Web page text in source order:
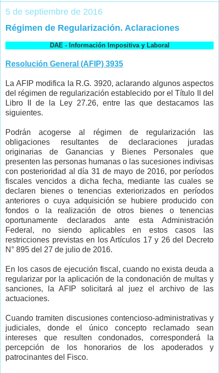
5 de septiembre de 2016
Régimen de Regularización. Aclaraciones
DAE - Información Impositiva y Laboral
Resolución General (AFIP) 3935
La AFIP modifica la R.G. 3920, aclarando algunos aspectos
del régimen de regularización establecido por el Título II del
Libro II de la Ley 27.26, entre las que destacamos las
siguientes.
Podrán acogerse al régimen de regularización las
obligaciones resultantes de declaraciones juradas
originarias de Ganancias y Bienes Personales que
presenten las personas humanas o las sucesiones indivisas
con posterioridad al día 31 de mayo de 2016, por períodos
fiscales vencidos a dicha fecha, mediante las cuales se
declaren bienes o tenencias exteriorizados en períodos
anteriores o cuya adquisición se hubiere producido con
fondos o la realización de otros bienes o tenencias
oportunamente declarados ante esta Administración
Federal, no siendo aplicables en estos casos las
restricciones previstas en los Artículos 17 y 26 del Decreto
N° 895 del 27 de julio de 2016.
En los casos de ejecución fiscal, cuando no exista deuda a
regularizar por la aplicación de la condonación de multas y
sanciones, la AFIP solicitará al juez el archivo de las
actuaciones.
Cuando tramiten discusiones contencioso-administrativas y
judiciales, donde el único concepto reclamado sean
intereses que resulten condonados, corresponderá la
percepción de los honorarios de los apoderados y
patrocinantes del Fisco.